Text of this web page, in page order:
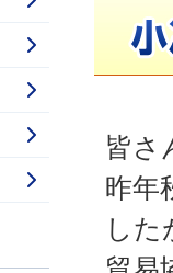
皆さ
昨年
した